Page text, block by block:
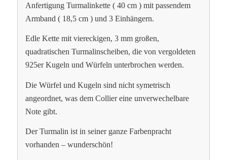
Anfertigung Turmalinkette ( 40 cm ) mit passendem
Armband ( 18,5 cm ) und 3 Einhängern.
Edle Kette mit viereckigen, 3 mm großen,
quadratischen Turmalinscheiben, die von vergoldeten
925er Kugeln und Würfeln unterbrochen werden.
Die Würfel und Kugeln sind nicht symetrisch
angeordnet, was dem Collier eine unverwechelbare
Note gibt.
Der Turmalin ist in seiner ganze Farbenpracht
vorhanden – wunderschön!